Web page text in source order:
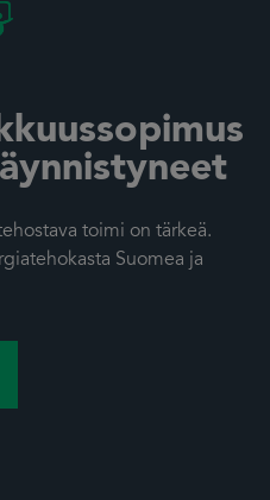
toimi on tärkeä.
Suomea ja